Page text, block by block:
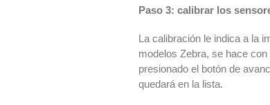
Paso 3: calibrar los
La calibración le indica a la
modelos Zebra, se hace
presionado el botón de
quedará en la lista.